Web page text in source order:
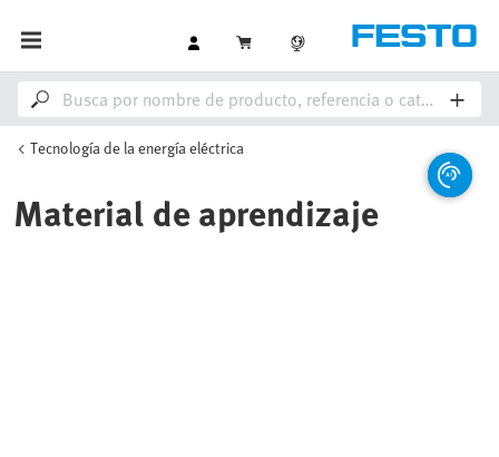
Tecnología de la energía eléctrica
Material de aprendizaje